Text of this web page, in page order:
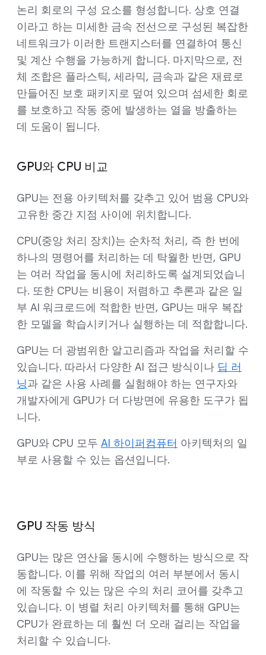
논리 회로의 구성 요소를 형성합니다. 상호 연결
이라고 하는 미세한 금속 전선으로 구성된 복잡한
네트워크가 이러한 트랜지스터를 연결하여 통신
및 계산 수행을 가능하게 합니다. 마지막으로, 전
체 조합은 플라스틱, 세라믹, 금속과 같은 재료로
만들어진 보호 패키지로 덮여 있으며 섬세한 회로
를 보호하고 작동 중에 발생하는 열을 방출하는
데 도움이 됩니다.
GPU와 CPU 비교
GPU는 전용 아키텍처를 갖추고 있어 범용 CPU와
고유한 중간 지점 사이에 위치합니다.
CPU(중앙 처리 장치)는 순차적 처리, 즉 한 번에
하나의 명령어를 처리하는 데 탁월한 반면, GPU
는 여러 작업을 동시에 처리하도록 설계되었습니
다. 또한 CPU는 비용이 저렴하고 추론과 같은 일
부 AI 워크로드에 적합한 반면, GPU는 매우 복잡
한 모델을 학습시키거나 실행하는 데 적합합니다.
GPU는 더 광범위한 알고리즘과 작업을 처리할 수
있습니다. 따라서 다양한 AI 접근 방식이나 딥 러
닝과 같은 사용 사례를 실험해야 하는 연구자와
개발자에게 GPU가 더 다방면에 유용한 도구가 됩
니다.
GPU와 CPU 모두 AI 하이퍼컴퓨터 아키텍처의 일
부로 사용할 수 있는 옵션입니다.
GPU 작동 방식
GPU는 많은 연산을 동시에 수행하는 방식으로 작
동합니다. 이를 위해 작업의 여러 부분에서 동시
에 작동할 수 있는 많은 수의 처리 코어를 갖추고
있습니다. 이 병렬 처리 아키텍처를 통해 GPU는
CPU가 완료하는 데 훨씬 더 오래 걸리는 작업을
처리할 수 있습니다.